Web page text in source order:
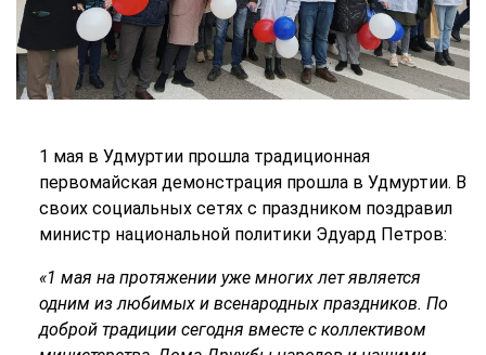
1 мая в Удмуртии прошла традиционная
первомайская демонстрация прошла в Удмуртии. В
своих социальных сетях с праздником поздравил
министр национальной политики Эдуард Петров:
«1 мая на протяжении уже многих лет является
одним из любимых и всенародных праздников. По
доброй традиции сегодня вместе с коллективом